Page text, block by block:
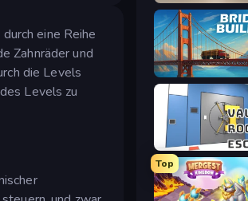
eine Reihe
Zahnräder und
die Levels
Levels zu
Bridge Builder
Vault Room Escape
Top